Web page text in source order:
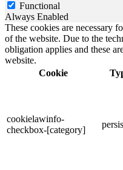
Functional
Always Enabled
These cookies are necessary
of the website. Due to the
obligation applies and these
website.
Cookie
cookielawinfo-
checkbox-[category]